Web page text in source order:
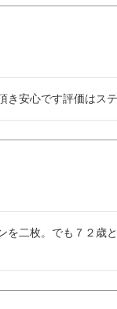
安心です評価はス
二枚。でも７２